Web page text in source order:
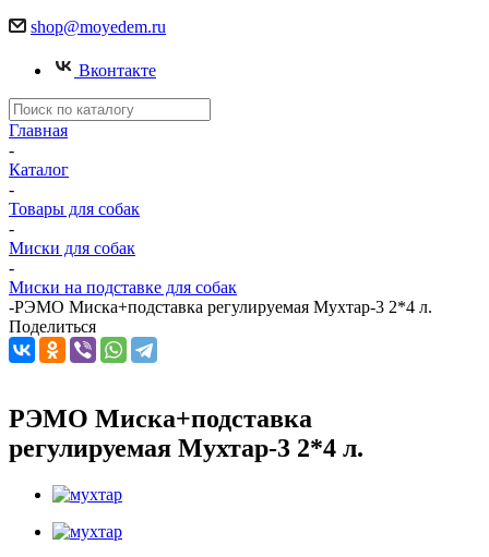
shop@moyedem.ru
Вконтакте
Главная
-
Каталог
-
Товары для собак
-
Миски для собак
-
Миски на подставке для собак
-РЭМО Миска+подставка регулируемая Мухтар-3 2*4 л.
Поделиться
РЭМО Миска+подставка
регулируемая Мухтар-3 2*4 л.